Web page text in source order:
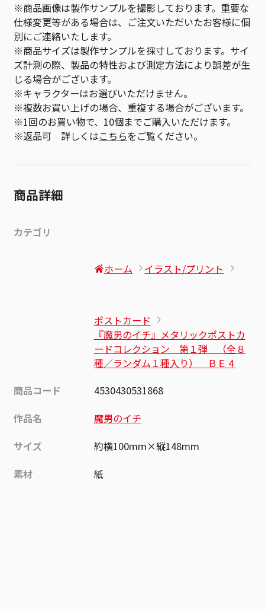
※商品画像は製作サンプルを撮影しております。重要な
仕様変更等がある場合は、ご注文いただいたお客様に個
別にご連絡いたします。
※商品サイズは製作サンプルを採寸しております。サイ
ズ計測の際、製品の特性および測定方法により誤差が生
じる場合がございます。
※キャラクターはお選びいただけません。
※複数お買い上げの場合、重複する場合がございます。
※1回のお買い物で、10個までご購入いただけます。
※返品可 詳しくはこちらをご覧ください。
商品詳細
カテゴリ
ホーム イラスト/プリント
ポストカード
『魔男のイチ』メタリックポストカ
ードコレクション 第１弾 （全８
種／ランダム１種入り） ＢＥ４
商品コード
4530430531868
作品名
魔男のイチ
サイズ
約横100mm×縦148mm
素材
紙